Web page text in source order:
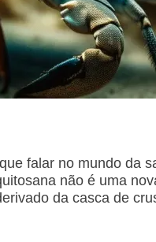
falar no mundo da
não é uma
da casca de